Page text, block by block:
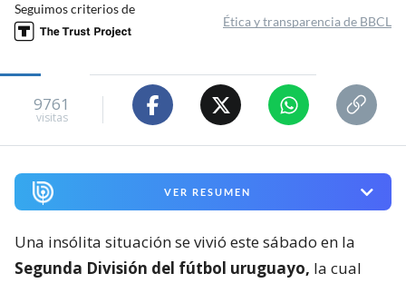
Seguimos criterios de
Ética y transparencia de BBCL
9761
visitas
VER RESUMEN
Una insólita situación se vivió este sábado en la
Segunda División del fútbol uruguayo, la cual